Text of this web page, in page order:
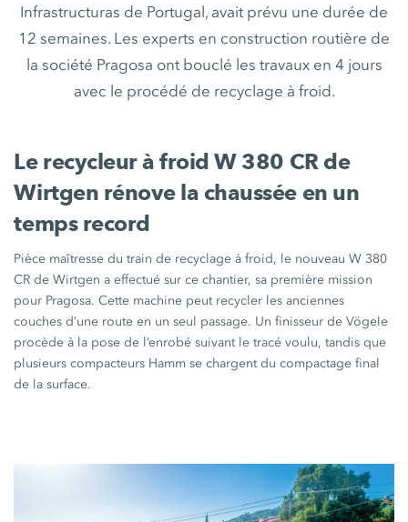
Infrastructuras de Portugal, avait prévu une durée de
12 semaines. Les experts en construction routière de
la société Pragosa ont bouclé les travaux en 4 jours
avec le procédé de recyclage à froid.
Le recycleur à froid W 380 CR de
Wirtgen rénove la chaussée en un
temps record
Pièce maîtresse du train de recyclage à froid, le nouveau W 380
CR de Wirtgen a effectué sur ce chantier, sa première mission
pour Pragosa. Cette machine peut recycler les anciennes
couches d’une route en un seul passage. Un finisseur de Vögele
procède à la pose de l’enrobé suivant le tracé voulu, tandis que
plusieurs compacteurs Hamm se chargent du compactage final
de la surface.